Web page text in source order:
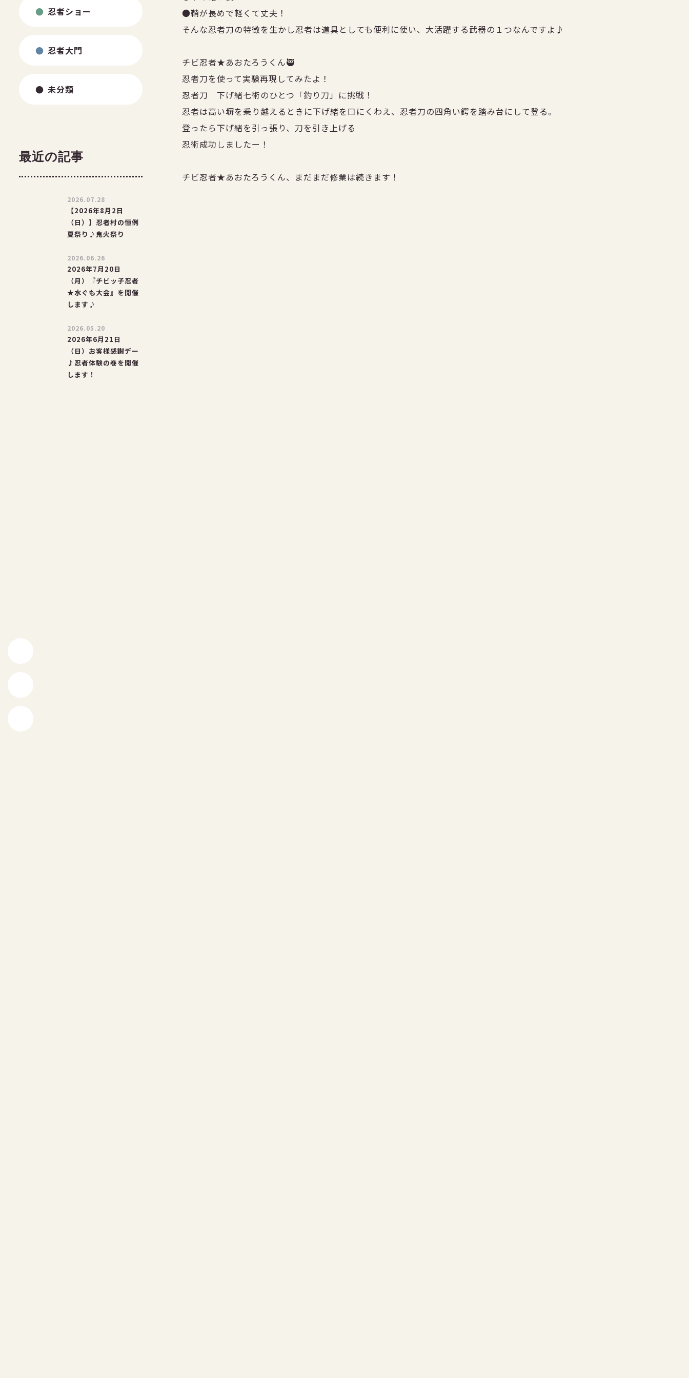
●鞘が長めで軽くて丈夫！
そんな忍者刀の特徴を生かし忍者は道具としても便利に使い、大活躍する武器の１つなんですよ♪
チビ忍者★あおたろうくん🥷
忍者刀を使って実験再現してみたよ！
忍者刀 下げ緒七術のひとつ「釣り刀」に挑戦！
忍者は高い塀を乗り越えるときに下げ緒を口にくわえ、 忍者刀の四角い鍔を踏み台にして登る。
登ったら下げ緒を引っ張り、刀を引き上げる
忍術成功しましたー！
チビ忍者★あおたろうくん、まだまだ修業は続きます！
忍者ショー
忍者大門
未分類
最近の記事
2026.07.28
【2026年8月2日
（日）】忍者村の恒例
夏祭り♪鬼火祭り
2026.06.26
2026年7月20日
（月）『チビッ子忍者
★水ぐも大会』を開催
します♪
2026.05.20
2026年6月21日
（日）お客様感謝デー
♪忍者体験の巻を開催
します！